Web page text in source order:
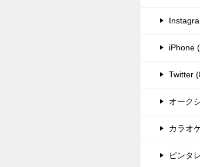
iPhone
Twitter
オーク
カラオ
ピンタ